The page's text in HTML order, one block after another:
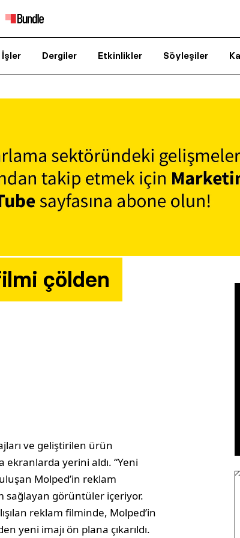
İşler Dergiler Etkinlikler Söyleşiler
çölden
ve geliştirilen ürün
ekranlarda yerini aldı. “Yeni
Molped’in reklam
sağlayan görüntüler içeriyor.
reklam filminde, Molped’in
yeni imajı ön plana çıkarıldı.